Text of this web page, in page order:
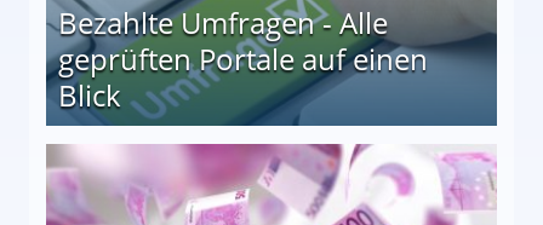
Bezahlte Umfragen - Alle
geprüften Portale auf einen
Blick
auf einen Blick